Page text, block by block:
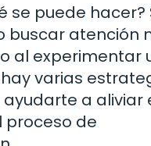
se puede hacer?
buscar atención
al experimentar
varias
a aliviar
proceso de